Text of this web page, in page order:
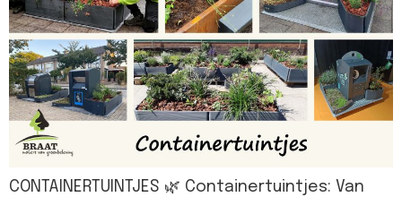
CONTAINERTUINTJES 🌿 Containertuintjes: Van